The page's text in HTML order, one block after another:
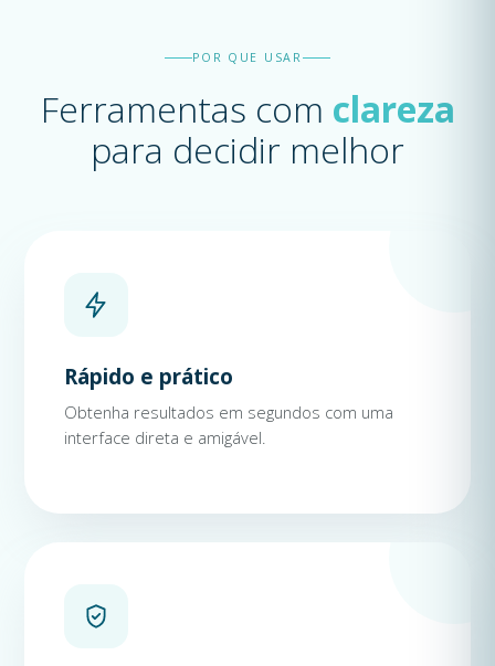
POR QUE USAR
Ferramentas com clareza
para decidir melhor
Rápido e prático
Obtenha resultados em segundos com uma
interface direta e amigável.